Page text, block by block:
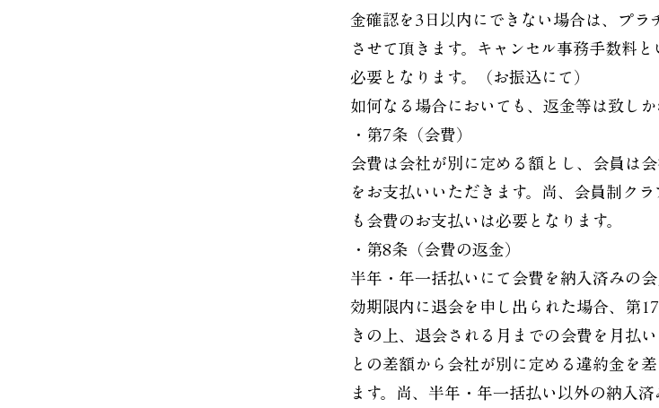
金確認を3日以内にできない場合は、プラ
させて頂きます。キャンセル事務手数料
必要となります。（お振込にて）
如何なる場合においても、返金等は致しか
・第7条（会費）
会費は会社が別に定める額とし、会員は
をお支払いいただきます。尚、会員制ク
も会費のお支払いは必要となります。
・第8条（会費の返金）
半年・年一括払いにて会費を納入済みの
効期限内に退会を申し出られた場合、第
きの上、退会される月までの会費を月払
との差額から会社が別に定める違約金を
ます。尚、半年・年一括払い以外の納入